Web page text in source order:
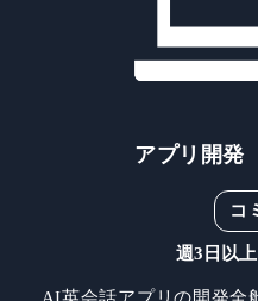
アプリ開発
コ
週3日以